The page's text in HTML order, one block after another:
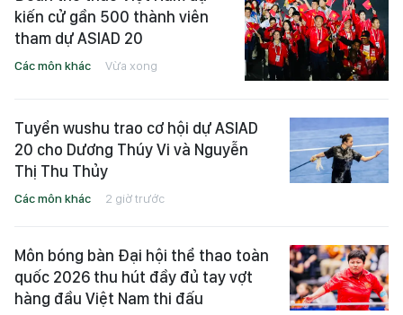
kiến cử gần 500 thành viên
tham dự ASIAD 20
Các môn khác Vừa xong
Tuyển wushu trao cơ hội dự ASIAD
20 cho Dương Thúy Vi và Nguyễn
Thị Thu Thủy
Các môn khác 2 giờ trước
Môn bóng bàn Đại hội thể thao toàn
quốc 2026 thu hút đầy đủ tay vợt
hàng đầu Việt Nam thi đấu